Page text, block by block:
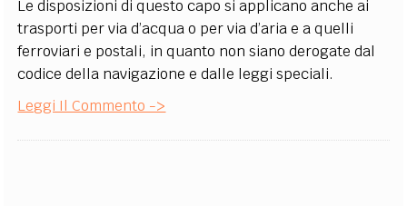
Le disposizioni di questo capo si applicano anche ai
trasporti per via d’acqua o per via d’aria e a quelli
ferroviari e postali, in quanto non siano derogate dal
codice della navigazione e dalle leggi speciali.
Leggi Il Commento ->